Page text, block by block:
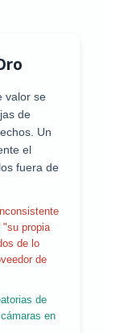
valor se
de
Un
el
fuera de
"su propia
de lo
de
de
en